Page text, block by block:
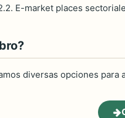
E-market places
diversas opciones para